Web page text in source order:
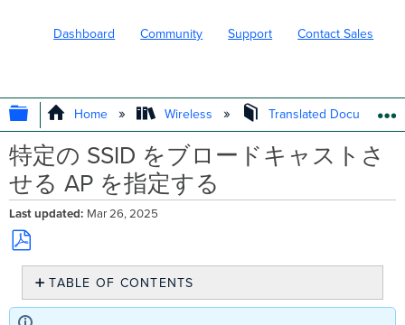
Dashboard Community Support Contact Sales
EXPAND/COLLAPSE GLOBAL
Home Wireless Translated Documents
特定の SSID をブロードキャストさ
せる AP を指定する
Last updated Mar 26, 2025
Save
PDF
TABLE OF CONTENTS
特